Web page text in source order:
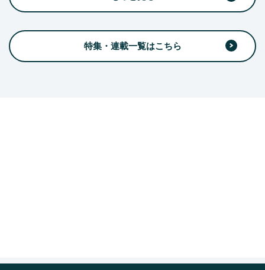
特集・連載一覧はこちら